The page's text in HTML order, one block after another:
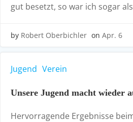
gut besetzt, so war ich sogar
by Robert Oberbichler on Apr. 6
Jugend Verein
Unsere Jugend macht wieder
Hervorragende Ergebnisse